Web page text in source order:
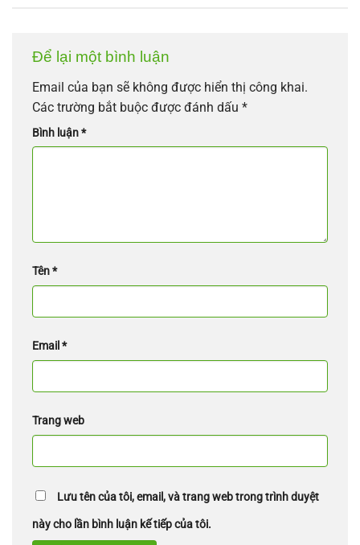
Để lại một bình luận
Email của bạn sẽ không được hiển thị công khai.
Các trường bắt buộc được đánh dấu *
Bình luận*
Tên*
Email *
Trang web
Lưu tên của tôi, email, và trang web trong trình duyệt
này cho lần bình luận kế tiếp của tôi.